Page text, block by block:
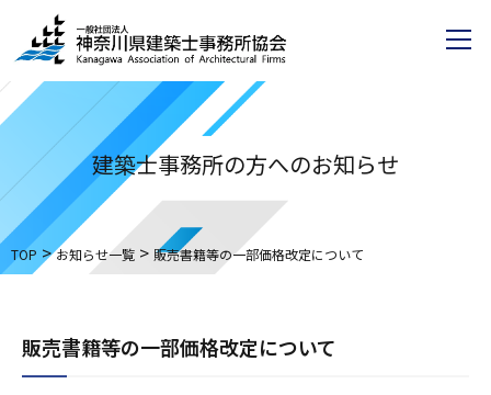
建築士事務所の方へのお知らせ
TOP >お知らせ一覧 > 販売書籍等の一部価格改定について
販売書籍等の一部価格改定について